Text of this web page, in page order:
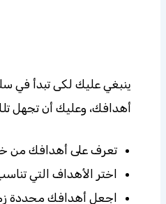
ينبغي عليك لكى تبدأ في
أهدافك، وعليك أن تجهل
تعرف على أهدافك من
اختر الأهداف التي
اجعل أهدافك محددة